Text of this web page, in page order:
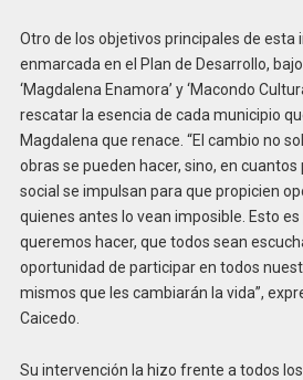
Otro de los objetivos principales de esta
enmarcada en el Plan de Desarrollo,
‘Magdalena Enamora’ y ‘Macondo
rescatar la esencia de cada municipio
Magdalena que renace. “El cambio no
obras se pueden hacer, sino, en
social se impulsan para que propicien
quienes antes lo vean imposible. Esto
queremos hacer, que todos sean
oportunidad de participar en todos
mismos que les cambiarán la vida”,
Caicedo.
Su intervención la hizo frente a todos